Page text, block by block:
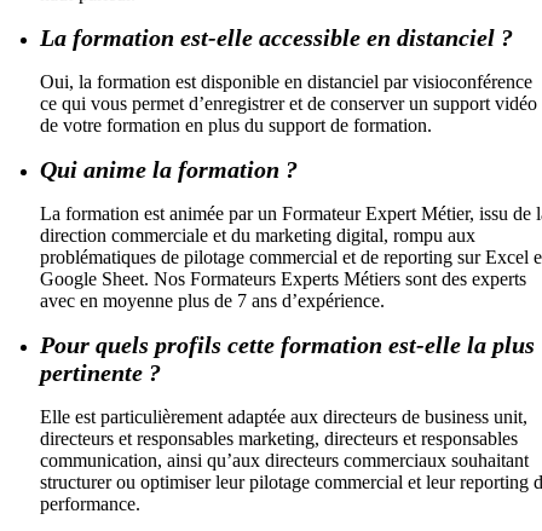
La formation est-elle accessible en distanciel ?
Oui, la formation est disponible en distanciel par visioconférence
ce qui vous permet d’enregistrer et de conserver un support vidéo
de votre formation en plus du support de formation.
Qui anime la formation ?
La formation est animée par un Formateur Expert Métier, issu de
direction commerciale et du marketing digital, rompu aux
problématiques de pilotage commercial et de reporting sur Excel
Google Sheet. Nos Formateurs Experts Métiers sont des experts
avec en moyenne plus de 7 ans d’expérience.
Pour quels profils cette formation est-elle la plus
pertinente ?
Elle est particulièrement adaptée aux directeurs de business unit,
directeurs et responsables marketing, directeurs et responsables
communication, ainsi qu’aux directeurs commerciaux souhaitant
structurer ou optimiser leur pilotage commercial et leur reporting
performance.